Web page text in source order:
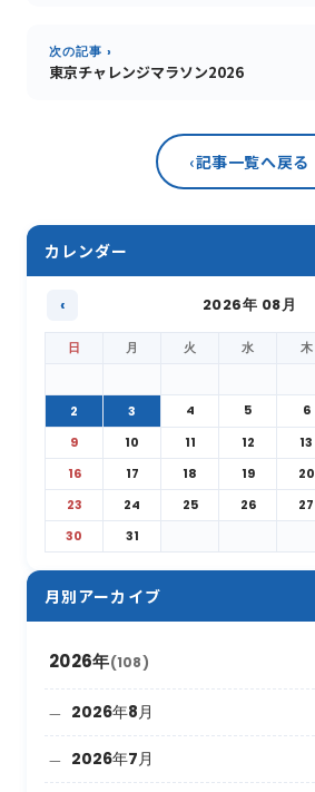
次の記事 ›
東京チャレンジマラソン2026
‹記事一覧へ戻る
カレンダー
‹ 2026年 08月
日 月 火 水 木
2
3 4 5 6
9
10 11 12 13
16
17 18 19 20
23
24 25 26 27
30
31
月別アーカイブ
2026年(108)
2026年8月
2026年7月